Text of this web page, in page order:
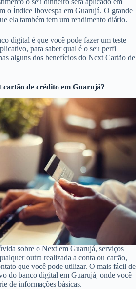
o Índice Ibovespa em Guarujá. O grande
ela também tem um rendimento diário.
digital é que você pode fazer um teste
para saber qual é o seu perfil
alguns dos benefícios do Next Cartão de
cartão de crédito em Guarujá?
sobre o Next em Guarujá, serviços
outra realizada a conta ou cartão,
que você pode utilizar. O mais fácil de
do banco digital em Guarujá, onde você
de informações básicas.